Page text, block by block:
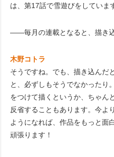
は、第17話で雪遊びをしていま
――毎月の連載となると、描き
木野コトラ
そうですね。でも、描き込んだ
と、必ずしもそうでなかったり
をつけて描くというか、ちゃん
反省することもあります。今よ
ようになれば、作品をもっと面
頑張ります！